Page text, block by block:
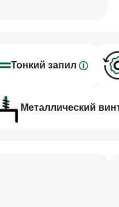
большую
в
Тонкий запил
Металлический